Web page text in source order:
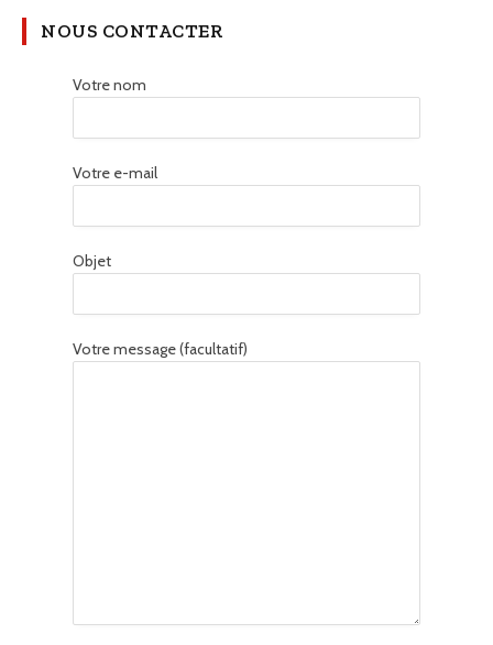
NOUS CONTACTER
Votre nom
Votre e-mail
Objet
Votre message (facultatif)